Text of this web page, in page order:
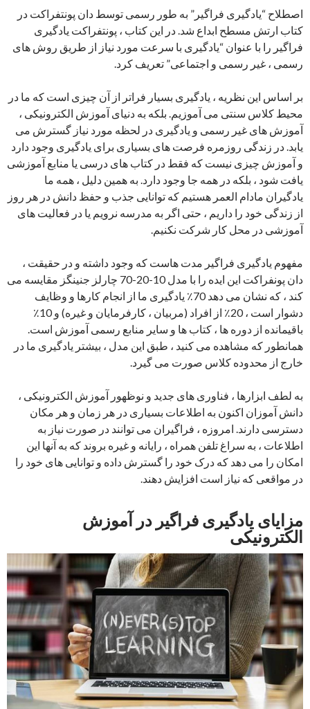
اصطلاح “یادگیری فراگیر” به طور رسمی توسط دان پونتفراکت در
کتاب ارتش مسطح ابداع شد. در این کتاب ، پونتفراکت یادگیری
فراگیر را با عنوان “یادگیری با سرعت مورد نیاز از طریق روش های
رسمی ، غیر رسمی و اجتماعی” تعریف کرد.
بر اساس این نظریه ، یادگیری بسیار فراتر از آن چیزی است که ما در
محیط کلاس سنتی می آموزیم. بلکه به دنیای آموزش الکترونیکی ،
آموزش های غیر رسمی و یادگیری در لحظه مورد نیاز گسترش می
یابد. در زندگی روزمره فرصت های بسیاری برای یادگیری وجود دارد
و آموزش چیزی نیست که فقط در کتاب های درسی یا منابع آموزشی
یافت شود ، بلکه در همه جا وجود دارد. به همین دلیل ، همه ما
یادگیران مادام العمر هستیم که توانایی جذب و حفظ دانش در هر روز
از زندگی خود را داریم ، حتی اگر به مدرسه نرویم یا در فعالیت های
آموزشی در محل کار شرکت نکنیم.
مفهوم یادگیری فراگیر مدت هاست که وجود داشته و در حقیقت ،
دان پونفراکت این ایده را با مدل 10-20-70 چارلز جنینگز مقایسه می
کند ، که نشان می دهد 70٪ یادگیری ما از انجام کارها و وظایف
دشوار است ، 20٪ از افراد (مربیان ، کارفرمایان و غیره) و 10٪
باقیمانده از دوره ها ، کتاب ها و سایر منابع رسمی آموزش است.
همانطور که مشاهده می کنید ، طبق این مدل ، بیشتر یادگیری ما در
خارج از محدوده کلاس صورت می گیرد.
به لطف ابزارها ، فناوری های جدید و نوظهور آموزش الکترونیکی ،
دانش آموزان اکنون به اطلاعات بسیاری در هر زمان و هر مکان
دسترسی دارند. امروزه ، فراگیران می توانند در صورت نیاز به
اطلاعات ، به سراغ تلفن همراه ، رایانه و غیره بروند که به آنها این
امکان را می دهد که درک خود را گسترش داده و توانایی های خود را
در مواقعی که نیاز است افزایش دهند.
مزایای یادگیری فراگیر در آموزش
الکترونیکی